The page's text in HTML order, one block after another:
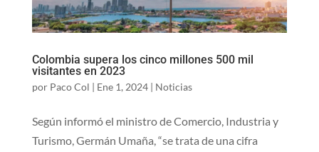
Colombia supera los cinco millones 500 mil
visitantes en 2023
por Paco Col | Ene 1, 2024| Noticias
Según informó el ministro de Comercio, Industria y
Turismo, Germán Umaña, “se trata de una cifra